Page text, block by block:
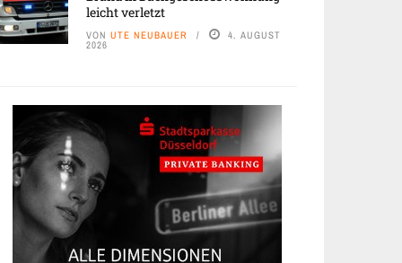
leicht verletzt
VON UTE NEUBAUER 4. AUGUST
2026